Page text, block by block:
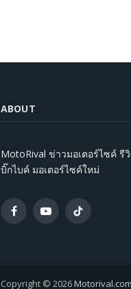
ABOUT
MotoRival ข่าวมอเตอร์ไซค์ รี
บิ๊กไบค์ มอเตอร์ไซค์ใหม่
FacebookYouTubeTikTok
Copyright © 2026Motorival.com